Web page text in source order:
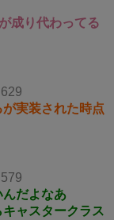
成り代わってる
実装された時点
だよなあ
ャスタークラス